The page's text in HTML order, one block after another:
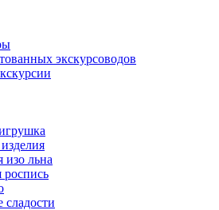
экскурсоводов
изо льна
роспись
сладости